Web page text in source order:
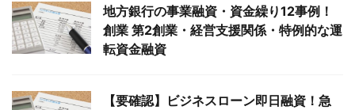
地方銀行の事業融資・資金繰り12事例！
創業 第2創業・経営支援関係・特例的な運
転資金融資
【要確認】ビジネスローン即日融資！急